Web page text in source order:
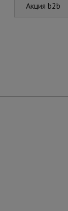
Акция b2b